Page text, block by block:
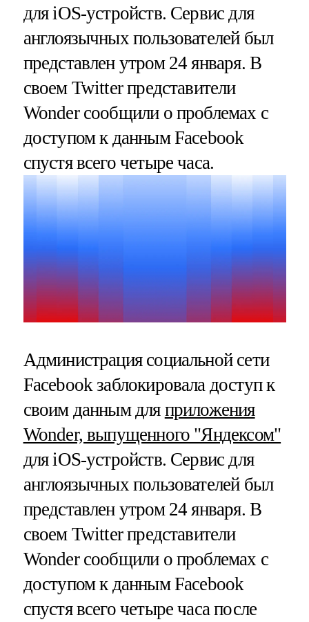
для iOS-устройств. Сервис для
англоязычных пользователей был
представлен утром 24 января. В
своем Twitter представители
Wonder сообщили о проблемах с
доступом к данным Facebook
спустя всего четыре часа.
Администрация социальной сети
Facebook заблокировала доступ к
своим данным для приложения
Wonder, выпущенного "Яндексом"
для iOS-устройств. Сервис для
англоязычных пользователей был
представлен утром 24 января. В
своем Twitter представители
Wonder сообщили о проблемах с
доступом к данным Facebook
спустя всего четыре часа после